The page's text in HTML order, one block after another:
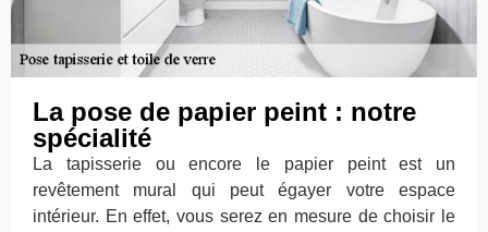
La pose de papier peint : notre
spécialité
La tapisserie ou encore le papier peint est un
revêtement mural qui peut égayer votre espace
intérieur. En effet, vous serez en mesure de choisir le